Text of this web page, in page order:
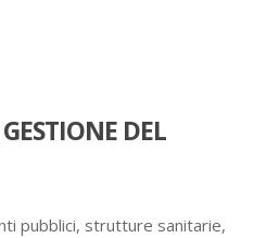
DEL
pubblici, strutture sanitarie,